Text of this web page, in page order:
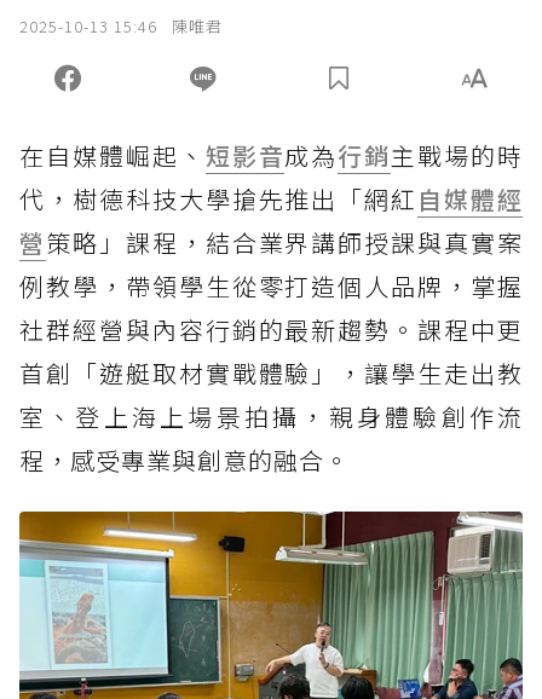
2025-10-13 15:46 陳唯君
在自媒體崛起、 短影音成為行銷主戰場的時
代，樹德科技大學搶先推出「網紅 自媒體經
營策略」課程，結合業界講師授課與真實案
例教學，帶領學生從零打造個人品牌，掌握
社群經營與內容行銷的最新趨勢。課程中更
首創「遊艇取材實戰體驗」，讓學生走出教
室、登上海上場景拍攝，親身體驗創作流
程，感受專業與創意的融合。